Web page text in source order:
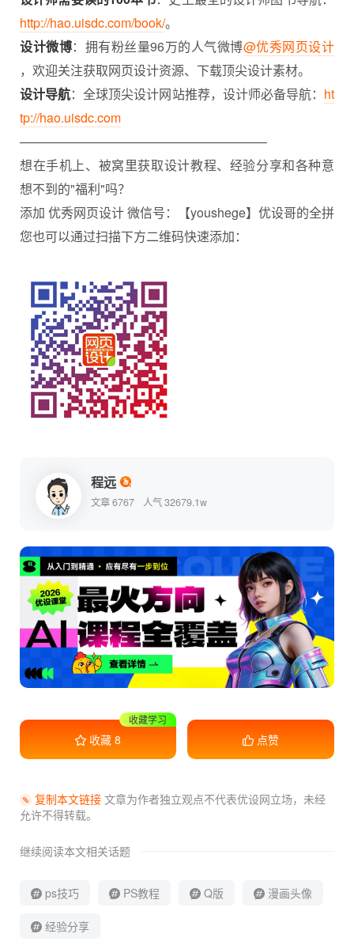
http://hao.uisdc.com/book/。
设计微博：拥有粉丝量96万的人气微博@优秀网页设计
，欢迎关注获取网页设计资源、下载顶尖设计素材。
设计导航：全球顶尖设计网站推荐，设计师必备导航： ht
tp://hao.uisdc.com
———————————————————–
想在手机上、被窝里获取设计教程、 经验分享和各种意
想不到的"福利"吗？
添加 优秀网页设计 微信号：【youshege】优设哥的全拼
您也可以通过扫描下方二维码快速添加：
程远
文章 6767 人气 32679.1w
收藏 8
干货满满
点赞
复制本文链接文章为作者独立观点不代表优设网立场， 未经
允许不得转载。
继续阅读本文相关话题
ps技巧 PS教程 Q版 漫画头像
经验分享